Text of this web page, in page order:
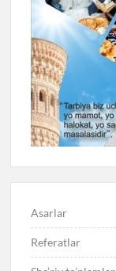
Asarlar
Referatlar